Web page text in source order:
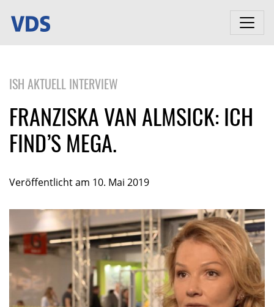
ISH AKTUELL INTERVIEW
FRANZISKA VAN ALMSICK: ICH
FIND’S MEGA.
Veröffentlicht am 10. Mai 2019